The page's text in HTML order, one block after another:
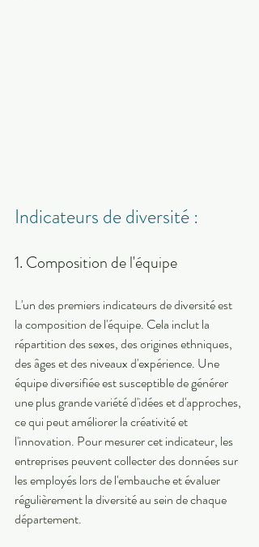
Indicateurs de diversité :
1. Composition de l'équipe
L'un des premiers indicateurs de diversité est
la composition de l'équipe. Cela inclut la
répartition des sexes, des origines ethniques,
des âges et des niveaux d'expérience. Une
équipe diversifiée est susceptible de générer
une plus grande variété d'idées et d'approches,
ce qui peut améliorer la créativité et
l'innovation. Pour mesurer cet indicateur, les
entreprises peuvent collecter des données sur
les employés lors de l'embauche et évaluer
régulièrement la diversité au sein de chaque
département.